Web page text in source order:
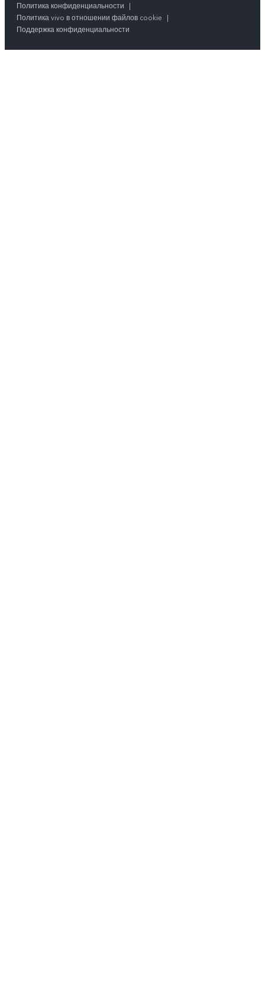
Политика конфиденциальности
|
Политика vivo в отношении файлов cookie
|
Поддержка конфиденциальности